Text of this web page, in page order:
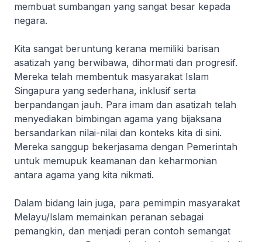
membuat sumbangan yang sangat besar kepada
negara.
Kita sangat beruntung kerana memiliki barisan
asatizah yang berwibawa, dihormati dan progresif.
Mereka telah membentuk masyarakat Islam
Singapura yang sederhana, inklusif serta
berpandangan jauh. Para imam dan asatizah telah
menyediakan bimbingan agama yang bijaksana
bersandarkan nilai-nilai dan konteks kita di sini.
Mereka sanggup bekerjasama dengan Pemerintah
untuk memupuk keamanan dan keharmonian
antara agama yang kita nikmati.
Dalam bidang lain juga, para pemimpin masyarakat
Melayu/Islam memainkan peranan sebagai
pemangkin, dan menjadi peran contoh semangat